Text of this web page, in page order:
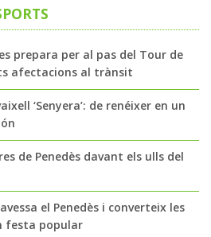
prepara per al pas del Tour de
afectacions al trànsit
‘Senyera’: de renéixer en un
de Penedès davant els ulls del
el Penedès i converteix les
festa popular